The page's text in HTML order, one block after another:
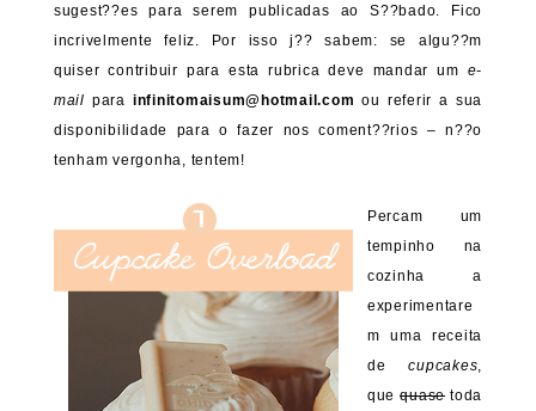
sugest??es para serem publicadas ao S??bado. Fico
incrivelmente feliz. Por isso j?? sabem: se algu??m
quiser contribuir para esta rubrica deve mandar um e-
mail para infinitomaisum@hotmail.com ou referir a sua
disponibilidade para o fazer nos coment??rios – n??o
tenham vergonha, tentem!
Percam um
tempinho na
cozinha a
experimentare
m uma receita
decupcakes,
quequase toda